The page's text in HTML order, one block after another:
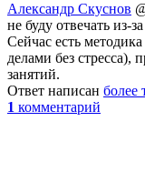
Александр Скуснов
не буду отвечать из-
Сейчас есть
делами без стресса),
занятий.
Ответ написан более
1 комментарий